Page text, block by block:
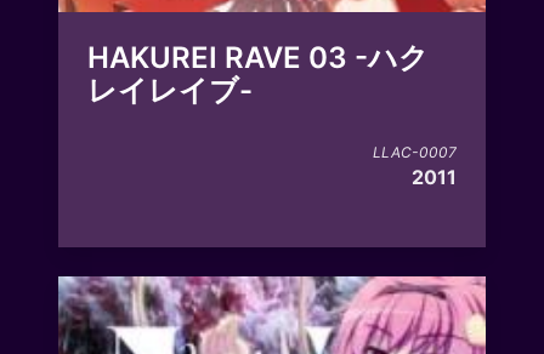
HAKUREI RAVE 03 -ハク
レイレイブ-
LLAC-0007
2011